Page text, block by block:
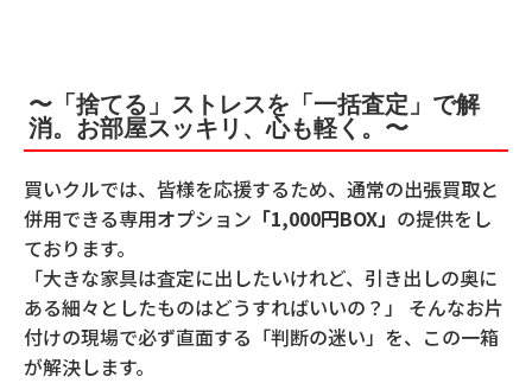
〜「捨てる」ストレスを「一括査定」で解
消。お部屋スッキリ、心も軽く。〜
買いクルでは、皆様を応援するため、通常の出張買取と
併用できる専用オプション 「1,000円BOX」 の提供をし
ております。
「大きな家具は査定に出したいけれど、引き出しの奥に
ある細々としたものはどうすればいいの？」 そんなお片
付けの現場で必ず直面する「判断の迷い」を、この一箱
が解決します。